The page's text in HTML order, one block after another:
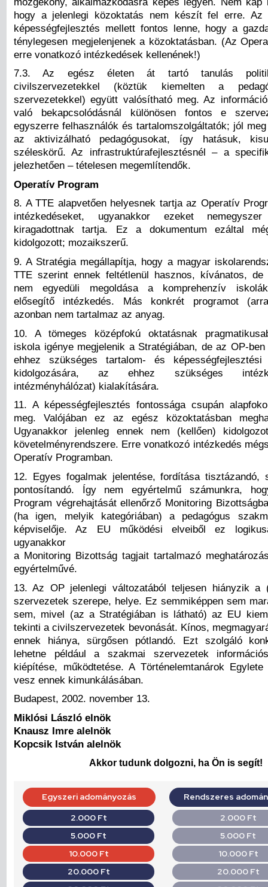
hogy a jelenlegi közoktatás nem készít fel erre. Az
képességfejlesztés mellett fontos lenne, hogy a
ténylegesen megjelenjenek a közoktatásban. (Az
erre vonatkozó intézkedések kellenének!)
7.3. Az egész életen át tartó tanulás
civilszervezetekkel (köztük kiemelten a
szervezetekkel) együtt valósítható meg. Az
való bekapcsolódásnál különösen fontos e
egyszerre felhasználók és tartalomszolgáltatók; jól
az aktivizálható pedagógusokat, így hatásuk,
széleskörű. Az infrastruktúrafejlesztésnél – a
jelezhetően – tételesen megemlítendők.
Operatív Program
8. A TTE alapvetően helyesnek tartja az Operatív
intézkedéseket, ugyanakkor ezeket nemegyszer
kiragadottnak tartja. Ez a dokumentum ezáltal
kidolgozott; mozaikszerű.
9. A Stratégia megállapítja, hogy a magyar
TTE szerint ennek feltétlenül hasznos, kívánatos, de
nem egyedüli megoldása a komprehenzív
elősegítő intézkedés. Más konkrét programot
azonban nem tartalmaz az anyag.
10. A tömeges középfokú oktatásnak
iskola igénye megjelenik a Stratégiában, de az OP-
ehhez szükséges tartalom- és képességfejlesztési
kidolgozására, az ehhez szükséges
intézményhálózat) kialakítására.
11. A képességfejlesztés fontossága csupán
meg. Valójában ez az egész közoktatásban
Ugyanakkor jelenleg ennek nem (kellően)
követelményrendszere. Erre vonatkozó intézkedés
Operatív Programban.
12. Egyes fogalmak jelentése, fordítása tisztázandó,
pontosítandó. Így nem egyértelmű számunkra,
Program végrehajtását ellenőrző Monitoring
(ha igen, melyik kategóriában) a pedagógus
képviselője. Az EU működési elveiből ez
ugyanakkor
a Monitoring Bizottság tagjait tartalmazó
egyértelművé.
13. Az OP jelenlegi változatából teljesen hiányzik a
szervezetek szerepe, helye. Ez semmiképpen sem
sem, mivel (az a Stratégiában is látható) az EU
tekinti a civilszervezetek bevonását. Kínos,
ennek hiánya, sürgősen pótlandó. Ezt szolgáló
lehetne például a szakmai szervezetek
kiépítése, működtetése. A Történelemtanárok
vesz ennek kimunkálásában.
Budapest, 2002. november 13.
Miklósi László elnök
Knausz Imre alelnök
Kopcsik István alelnök
Akkor tudunk dolgozni, ha Ön is segít!